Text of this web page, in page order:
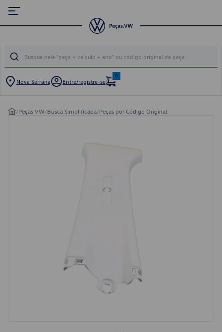
Nova Serrana Entre/registre-se
0
/Peças VW/Busca Simplificada/Peças por Código Original